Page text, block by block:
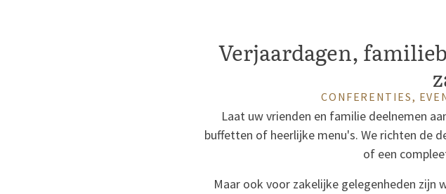
Verjaardagen,
CONFERENTIES,
Laat uw vrienden en familie deelnemen
buffetten of heerlijke menu's. We richten de
of een
Maar ook voor zakelijke gelegenheden